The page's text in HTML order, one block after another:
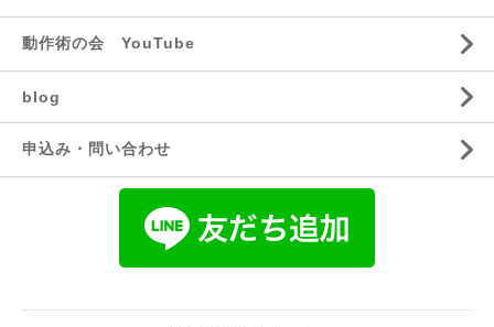
動作術の会 YouTube
blog
申込み・問い合わせ